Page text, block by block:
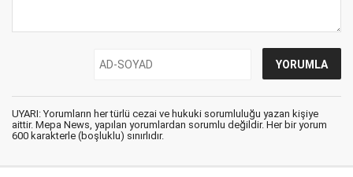
UYARI: Yorumların her türlü cezai ve hukuki sorumluluğu yazan kişiye
aittir. Mepa News, yapılan yorumlardan sorumlu değildir. Her bir yorum
600 karakterle (boşluklu) sınırlıdır.